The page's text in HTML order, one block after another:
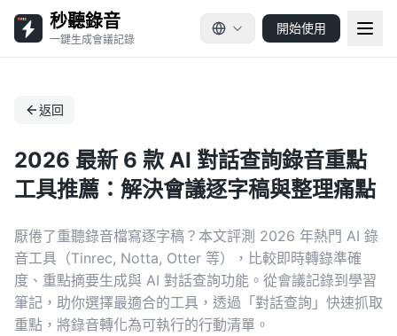
秒聽錄音
一鍵生成會議記錄
開始使用
返回
2026 最新 6 款 AI 對話查詢錄音重點
工具推薦：解決會議逐字稿與整理痛點
厭倦了重聽錄音檔寫逐字稿？本文評測 2026 年熱門 AI 錄
音工具（Tinrec, Notta, Otter 等），比較即時轉錄準確
度、重點摘要生成與 AI 對話查詢功能。從會議記錄到學習
筆記，助你選擇最適合的工具，透過「對話查詢」快速抓取
重點，將錄音轉化為可執行的行動清單。